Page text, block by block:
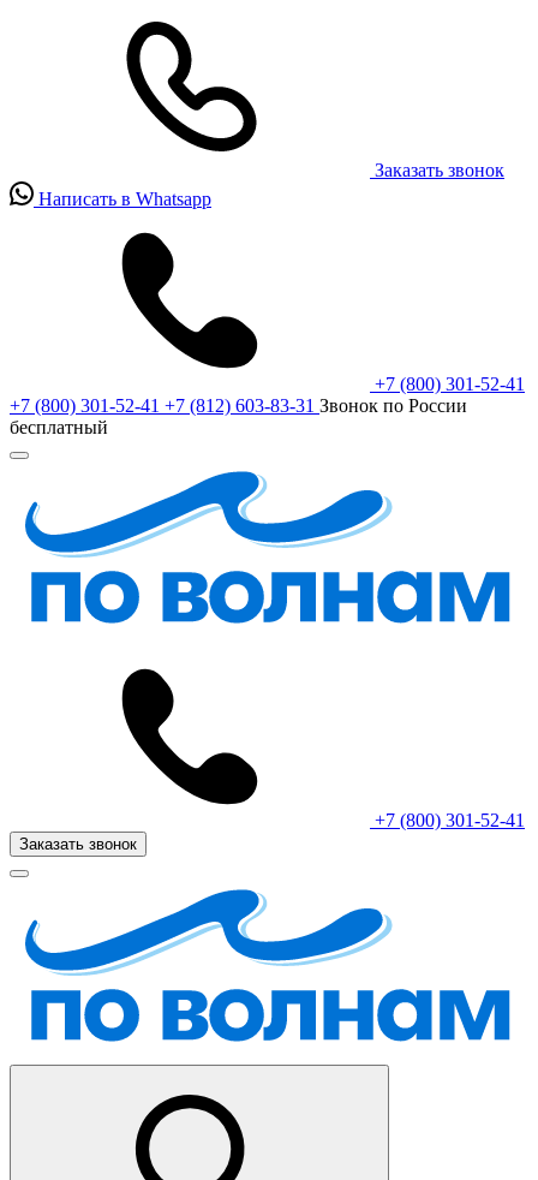
Заказать звонок
Написать в Whatsapp
+7 (800) 301-52-41
+7 (800) 301-52-41 +7 (812) 603-83-31 Звонок по России
бесплатный
+7 (800) 301-52-41
Заказать звонок